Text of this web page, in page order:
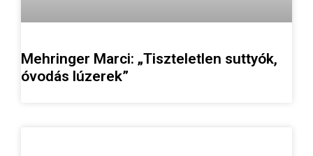
Mehringer Marci: „Tiszteletlen suttyók,
óvodás lúzerek”